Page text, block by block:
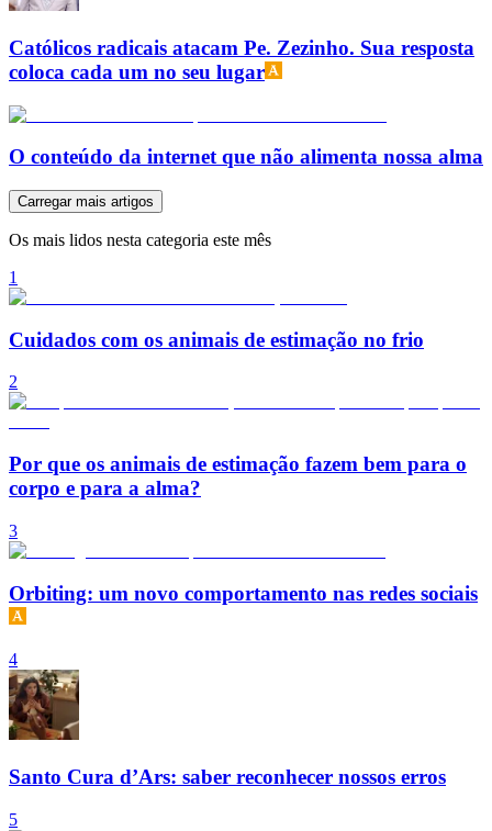
Católicos radicais atacam Pe. Zezinho. Sua resposta
coloca cada um no seu lugar
O conteúdo da internet que não alimenta nossa alma
Carregar mais artigos
Os mais lidos nesta categoria este mês
1
Cuidados com os animais de estimação no frio
2
Por que os animais de estimação fazem bem para o
corpo e para a alma?
3
Orbiting: um novo comportamento nas redes sociais
4
Santo Cura d’Ars: saber reconhecer nossos erros
5